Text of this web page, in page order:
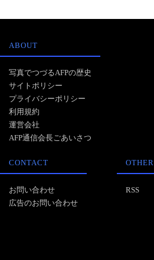
ABOUT
写真でつづるAFPの歴史
サイトポリシー
プライバシーポリシー
利用規約
運営会社
AFP通信会長ごあいさつ
CONTACT
お問い合わせ
広告のお問い合わせ
OTHER
RSS